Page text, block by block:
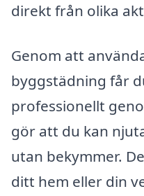
direkt från olika
Genom att
byggstädning får
professionellt
gör att du kan
utan bekymmer.
ditt hem eller din